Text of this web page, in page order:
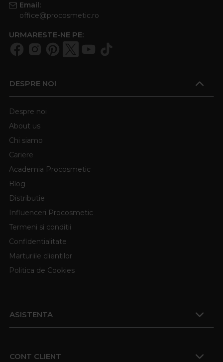
Email:
office@procosmetic.ro
URMARESTE-NE PE:
DESPRE NOI
Despre noi
About us
Chi siamo
Cariere
Academia Procosmetic
Blog
Distributie
Influenceri Procosmetic
Termeni si conditii
Confidentialitate
Marturiile clientilor
Politica de Cookies
ASISTENTA
CONT CLIENT